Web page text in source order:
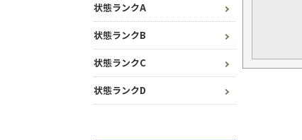
状態ランクA
状態ランクB
状態ランクC
状態ランクD